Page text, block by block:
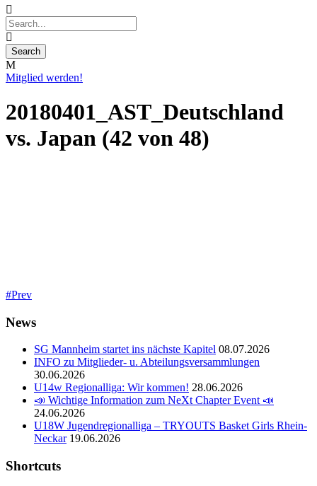
Mitglied werden!
20180401_AST_Deutschland
vs. Japan (42 von 48)
Prev
News
SG Mannheim startet ins nächste Kapitel 08.07.2026
INFO zu Mitglieder- u. Abteilungsversammlungen
30.06.2026
U14w Regionalliga: Wir kommen! 28.06.2026
📣 Wichtige Information zum NeXt Chapter Event 📣
24.06.2026
U18W Jugendregionalliga – TRYOUTS Basket Girls Rhein-
Neckar 19.06.2026
Shortcuts